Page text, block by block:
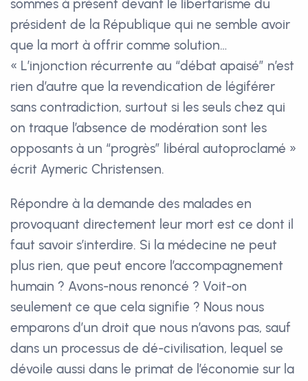
sommes à présent devant le libertarisme du
président de la République qui ne semble avoir
que la mort à offrir comme solution…
« L’injonction récurrente au “débat apaisé” n’est
rien d’autre que la revendication de légiférer
sans contradiction, surtout si les seuls chez qui
on traque l’absence de modération sont les
opposants à un “progrès” libéral autoproclamé »
écrit Aymeric Christensen.
Répondre à la demande des malades en
provoquant directement leur mort est ce dont il
faut savoir s’interdire. Si la médecine ne peut
plus rien, que peut encore l’accompagnement
humain ? Avons-nous renoncé ? Voit-on
seulement ce que cela signifie ? Nous nous
emparons d’un droit que nous n’avons pas, sauf
dans un processus de dé-civilisation, lequel se
dévoile aussi dans le primat de l’économie sur la